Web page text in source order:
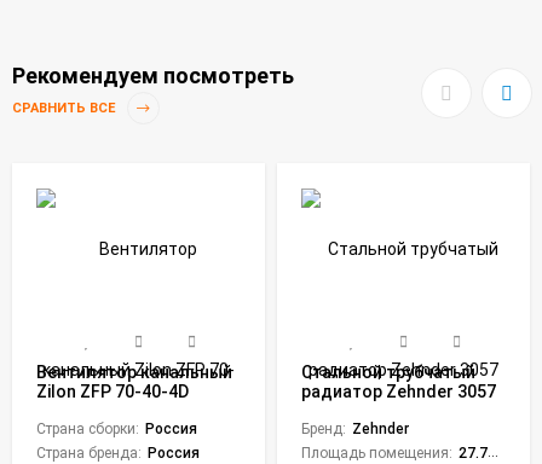
Рекомендуем посмотреть
СРАВНИТЬ ВСЕ
Вентилятор канальный
Zilon ZFP 70-40-4D
Страна сборки: Россия
Страна бренда: Россия
Стальной трубчатый
радиатор Zehnder 3057
Бренд: Zehnder
Площадь помещения: 27.75 кв. м.